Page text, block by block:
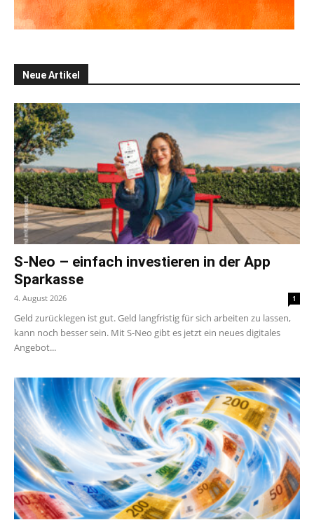
Neue Artikel
S-Neo – einfach investieren in der App
Sparkasse
4. August 2026 1
Geld zurücklegen ist gut. Geld langfristig für sich arbeiten zu lassen,
kann noch besser sein. Mit S-Neo gibt es jetzt ein neues digitales
Angebot...